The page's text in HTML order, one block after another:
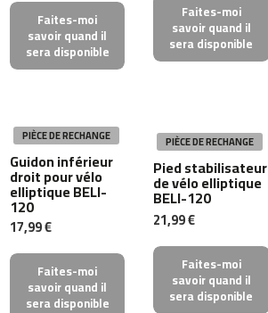
0
m
6
m
-
0
0
Faites-moi
savoir quand il
sera disponible
Faites-moi
savoir quand il
sera disponible
PIÈCE DE RECHANGE
Guidon inférieur
droit pour vélo
elliptique BELI-
120
17,99 €
Faites-moi
savoir quand il
sera disponible
PIÈCE DE RECHANGE
Pied stabilisateur
de vélo elliptique
BELI-120
21,99 €
Faites-moi
savoir quand il
sera disponible